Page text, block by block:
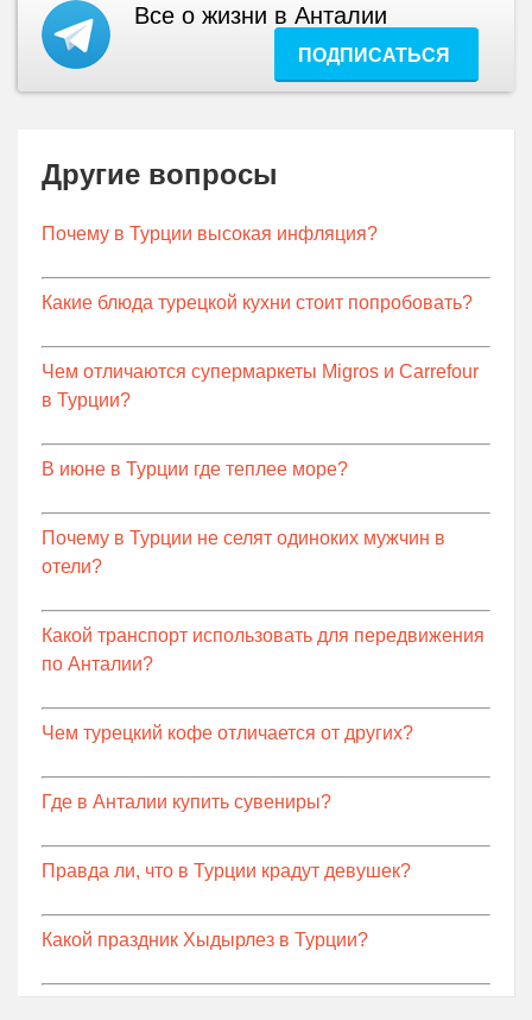
Все о жизни в Анталии
ПОДПИСАТЬСЯ
Другие вопросы
Почему в Турции высокая инфляция?
Какие блюда турецкой кухни стоит попробовать?
Чем отличаются супермаркеты Migros и Carrefour
в Турции?
В июне в Турции где теплее море?
Почему в Турции не селят одиноких мужчин в
отели?
Какой транспорт использовать для передвижения
по Анталии?
Чем турецкий кофе отличается от других?
Где в Анталии купить сувениры?
Правда ли, что в Турции крадут девушек?
Какой праздник Хыдырлез в Турции?